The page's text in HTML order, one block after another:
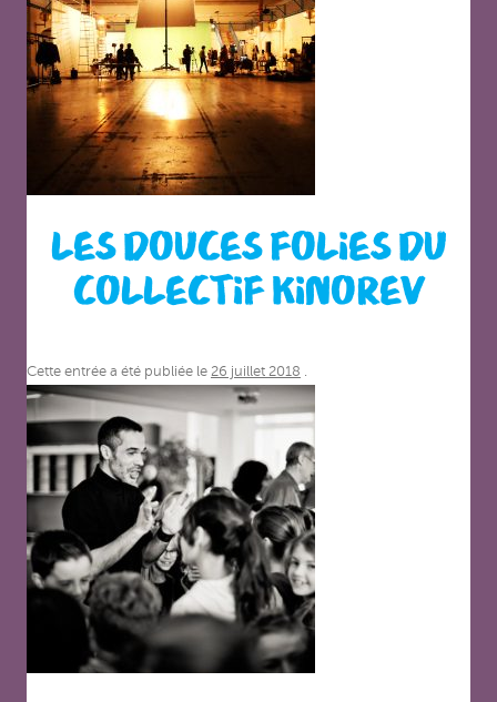
LES DOUCES FOLIES DU
COLLECTIF KINOREV
Cette entrée a été publiée le 26 juillet 2018 .